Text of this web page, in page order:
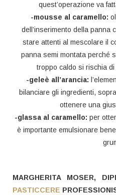
quest’operazione va
-mousse al caramello:
dell’inserimento della panna
stare attenti al mescolare il
panna semi montata perché
troppo caldo si rischia
-geleè all’arancia:
bilanciare gli ingredienti,
ottenere una
-glassa al caramello: per
è importante emulsionare
MARGHERITA MOSER,
PASTICCERE